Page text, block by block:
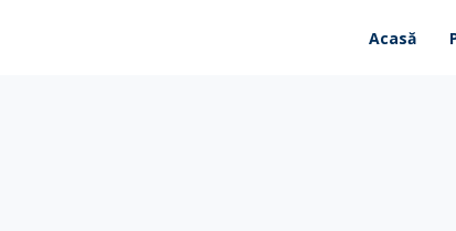
Acasă